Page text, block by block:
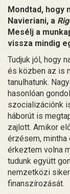
Mondtad, hogy
Navieriani, a
Mesélj a
vissza mindig
Tudjuk jól, hogy
és közben az is
tanulhatunk.
hasonlóan
szocializációnk
háborút is
zajlott. Amikor
érzésem,
érkeztem volna
tudunk együtt
nemzetközi
finanszírozását.